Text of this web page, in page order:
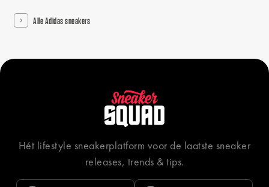
Alle Adidas sneakers
Hét lifestyle sneakerplatform voor de laatste sneaker
releases, trends & tips.